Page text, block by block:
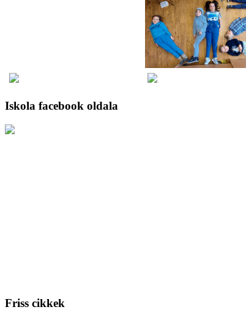
Iskola facebook oldala
Friss cikkek